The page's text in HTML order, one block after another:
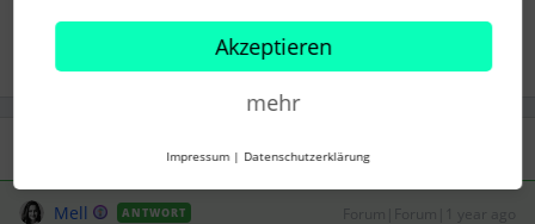
1 Personen gefällt dies
Mell ANTWORT
Akzeptieren
mehr
Impressum | Datenschutzerklärung